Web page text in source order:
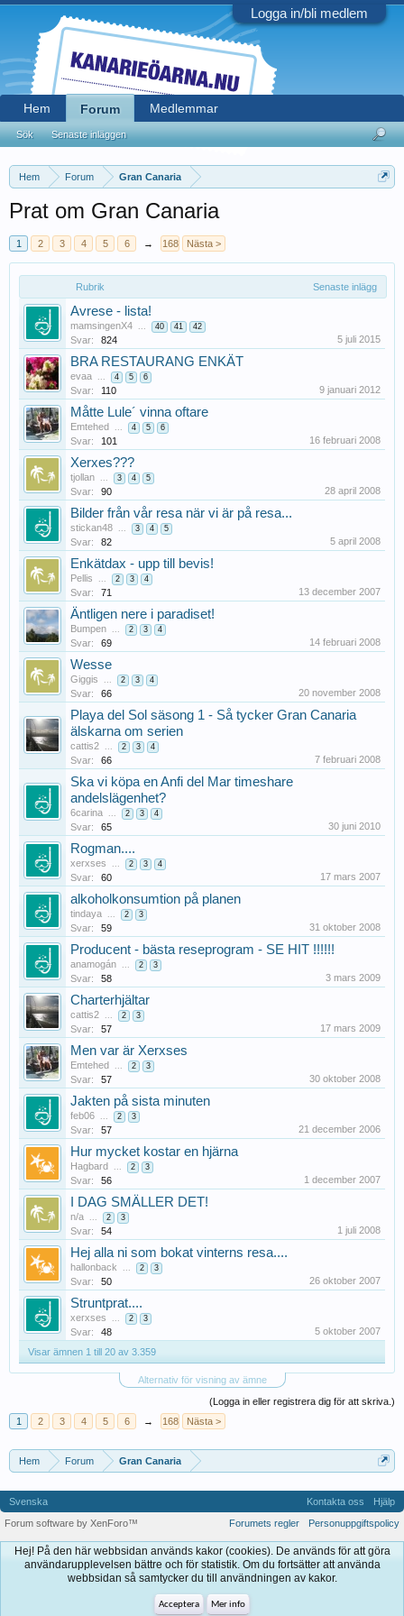
Logga in/bli medlem
Hem Forum Gran Canaria
Prat om Gran Canaria
1 2 3 4 5 6 → 168 Nästa >
Rubrik Senaste inlägg
Avrese - lista!
mamsingenX4 ... 40 41 42
Svar: 824 5 juli 2015
BRA RESTAURANG ENKÄT
evaa ... 4 5 6
Svar: 110 9 januari 2012
Måtte Lule´ vinna oftare
Emtehed ... 4 5 6
Svar: 101 16 februari 2008
Xerxes???
tjollan ... 3 4 5
Svar: 90 28 april 2008
Bilder från vår resa när vi är på resa...
stickan48 ... 3 4 5
Svar: 82 5 april 2008
Enkätdax - upp till bevis!
Pellis ... 2 3 4
Svar: 71 13 december 2007
Äntligen nere i paradiset!
Bumpen ... 2 3 4
Svar: 69 14 februari 2008
Wesse
Giggis ... 2 3 4
Svar: 66 20 november 2008
Playa del Sol säsong 1 - Så tycker Gran Canaria
älskarna om serien
cattis2 ... 2 3 4
Svar: 66 7 februari 2008
Ska vi köpa en Anfi del Mar timeshare
andelslägenhet?
6carina ... 2 3 4
Svar: 65 30 juni 2010
Rogman....
xerxses ... 2 3 4
Svar: 60 17 mars 2007
alkoholkonsumtion på planen
tindaya ... 2 3
Svar: 59 31 oktober 2008
Producent - bästa reseprogram - SE HIT !!!!!!
anamogán ... 2 3
Svar: 58 3 mars 2009
Charterhjältar
cattis2 ... 2 3
Svar: 57 17 mars 2009
Men var är Xerxses
Emtehed ... 2 3
Svar: 57 30 oktober 2008
Jakten på sista minuten
feb06 ... 2 3
Svar: 57 21 december 2006
Hur mycket kostar en hjärna
Hagbard ... 2 3
Svar: 56 1 december 2007
I DAG SMÄLLER DET!
n/a ... 2 3
Svar: 54 1 juli 2008
Hej alla ni som bokat vinterns resa....
hallonback ... 2 3
Svar: 50 26 oktober 2007
Struntprat....
xerxses ... 2 3
Svar: 48
5 oktober 2007
Visar ämnen 1 till 20 av 3.359
Alternativ för visning av ämne
(Logga in eller registrera dig för att skriva.)
1
2 3 4 5 6 → 168 Nästa >
Hem Forum Gran Canaria
Hem Forum
Sök Senaste inläggen
Medlemmar
Svenska Kontakta oss
Hjälp
Forumets regler
Personuppgiftspolicy
Forum software by XenForo™
Hej! På den här webbsidan används kakor (cookies). De används för att göra
användarupplevelsen bättre och för statistik. Om du fortsätter att använda
webbsidan så samtycker du till användningen av kakor.
Acceptera Mer info